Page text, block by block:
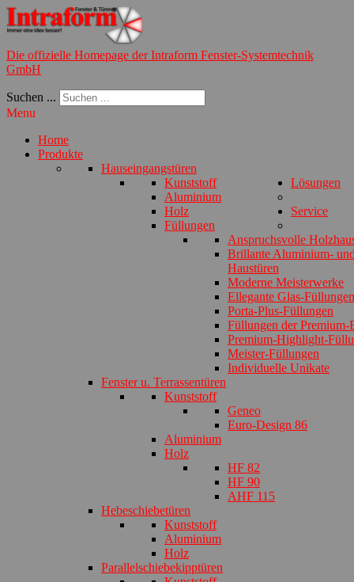
Die offizielle Homepage der Intraform Fenster-Systemtechnik
GmbH
Suchen ...
Menu
Home
Produkte
Hauseingangstüren
Kunststoff
Aluminium
Holz
Füllungen
Anspruchsvolle
Brillante Aluminium-
Haustüren
Moderne Meisterwerke
Ellegante Glas-Füllungen
Porta-Plus-Füllungen
Füllungen der Premium-
Premium-Highlight-
Meister-Füllungen
Individuelle Unikate
Fenster u. Terrassentüren
Kunststoff
Geneo
Euro-Design 86
Aluminium
Holz
HF 82
HF 90
AHF 115
Hebeschiebetüren
Kunststoff
Aluminium
Holz
Parallelschiebekipptüren
Lösungen
Service